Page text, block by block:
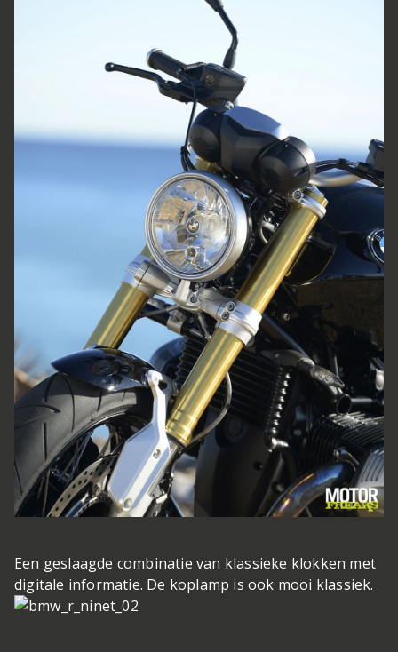
Een geslaagde combinatie van klassieke klokken met
digitale informatie. De koplamp is ook mooi klassiek.